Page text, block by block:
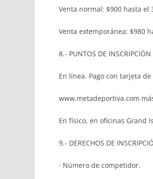
Venta normal: $900 hasta el
Venta extemporánea: $980
8.- PUNTOS DE INSCRIPCIÓN
En línea. Pago con tarjeta
www.metadeportiva.com
En físico, en oficinas Grand
9.- DERECHOS DE
· Número de competidor.